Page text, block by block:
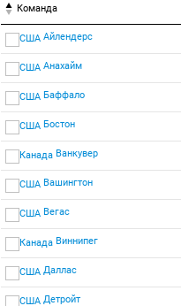
Команда
Айлендерс
Анахайм
Баффало
Бостон
Ванкувер
Вашингтон
Вегас
Виннипег
Даллас
Детройт